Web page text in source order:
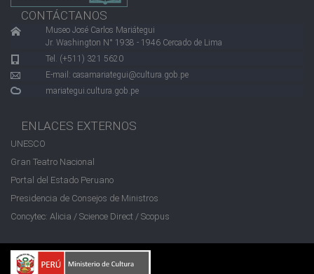
CONTÁCTANOS
Museo José Carlos Mariátegui
Jr. Washington N° 1938 - 1946 Cercado de Lima
Tel. (+511) 321 5620
E-mail: casamariategui@cultura.gob.pe
mariategui.cultura.gob.pe
ENLACES EXTERNOS
UNESCO
Gran Teatro Nacional
Portal del Estado Peruano
Presidencia de Consejos de Ministros
Concytec: Alicia / Science Direct / Scopus